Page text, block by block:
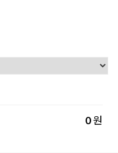
0원